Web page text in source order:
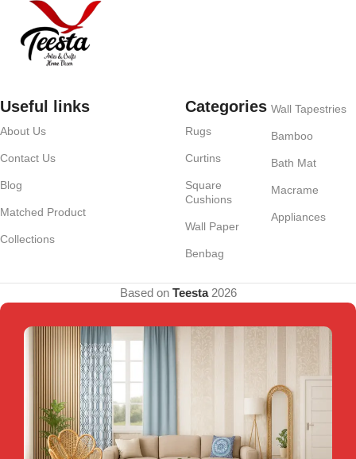
Useful links
About Us
Contact Us
Blog
Matched Product
Collections
Categories
Rugs
Curtins
Square
Cushions
Wall Paper
Benbag
Wall Tapestries
Bamboo
Bath Mat
Macrame
Appliances
Based on Teesta2026